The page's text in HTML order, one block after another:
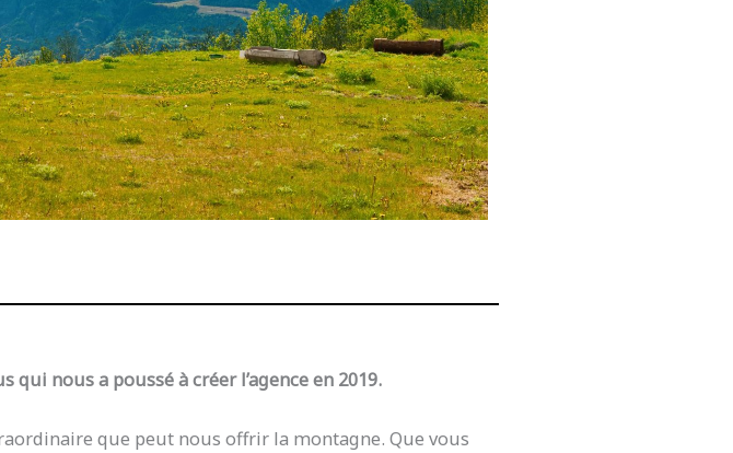
qui nous a poussé à créer l’agence en 2019.
que peut nous offrir la montagne. Que vous